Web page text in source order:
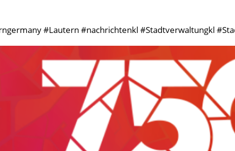
#Lautern #nachrichtenkl #Stadtverwaltungkl